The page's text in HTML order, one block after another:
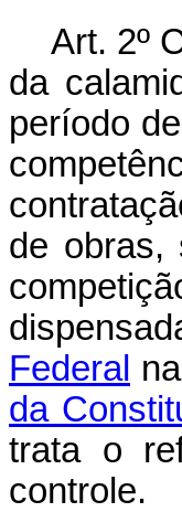
Art. 2º
da
período
de obras,
Federal
da
trata o
controle.